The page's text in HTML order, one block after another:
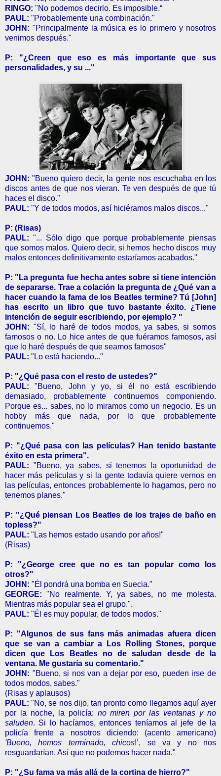
RINGO: "No podemos decirlo. Es imposible.“
PAUL: "Probablemente una combinación."
JOHN: "Principalmente la música es lo primero y nosotros
venimos después."
P: "¿Creen que eso es más importante que sus
personalidades, y su ..."
JOHN: "Bueno quiero decir, la gente nos escuchaba en los
discos antes de que nos vieran. Te ven después de que tú
haces el disco."
PAUL: "Y de todos modos, así hiciéramos malos discos..."
P: (Risas)
PAUL: "... Sólo digo que porque probablemente piensas
que somos malos. Quiero decir, si hemos hecho discos muy
malos entonces definitivamente estaríamos acabados."
P: "La pregunta fue hecha antes sobre si tiene intención
de separarse. Trae a colación la pregunta de ¿Qué van a
hacer cuando la fama de los Beatles termine? Tú [John]
has escrito un libro que tuvo bastante éxito. ¿Tiene
intención de seguir escribiendo, por ejemplo? "
JOHN: "Sí, lo haré de todos modos, ya sabes, si somos
famosos o no. Lo hice antes de que fuéramos famosos, así
que lo haré después de que seamos famosos"
PAUL: "Lo está haciendo..."
P: "¿Qué pasa con el resto de ustedes?"
PAUL: "Bueno, John y yo, si él no está escribiendo
demasiado, probablemente continuemos componiendo.
Porque es... sabes, no lo miramos como un negocio. Es un
hobby más que nada, por lo que probablemente
continuemos."
P: "¿Qué pasa con las películas? Han tenido bastante
éxito en esta primera".
PAUL: "Bueno, ya sabes, si tenemos la oportunidad de
hacer más películas y si la gente todavía quiere vernos en
las películas, entonces probablemente lo hagamos, pero no
tenemos planes."
P: "¿Qué piensan Los Beatles de los trajes de baño en
topless?"
PAUL: "Las hemos estado usando por años!"
(Risas)
P: "¿George cree que no es tan popular como los
otros?"
JOHN: "Él pondrá una bomba en Suecia."
GEORGE: "No realmente. Y, ya sabes, no me molesta.
Mientras más popular sea el grupo.".
PAUL: "Él es muy popular, de todos modos."
P: "Algunos de sus fans más animadas afuera dicen
que se van a cambiar a Los Rolling Stones, porque
dicen que Los Beatles no de saludan desde de la
ventana. Me gustaría su comentario."
JOHN: "Bueno, si nos van a dejar por eso, pueden irse de
todos modos, sabes."
(Risas y aplausos)
PAUL: "No, se nos dijo, tan pronto como llegamos aquí ayer
por la noche, la policía: no miren por las ventanas y no
saluden. Si lo hacíamos, entonces teníamos al jefe de la
policía frente a nosotros diciendo: (acento americano)
'Bueno, hemos terminado, chicos!’, se va y no nos
resguardarían. Así que no podemos hacer nada."
P: "¿Su fama va más allá de la cortina de hierro?"